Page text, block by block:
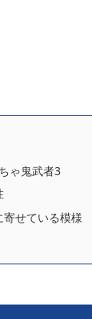
ゃ鬼武者3
せている模様